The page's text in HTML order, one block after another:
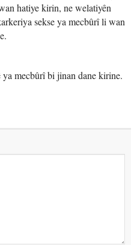
hatiye kirin, ne welatiyên
sekse ya mecbûrî li wan
mecbûrî bi jinan dane kirine.